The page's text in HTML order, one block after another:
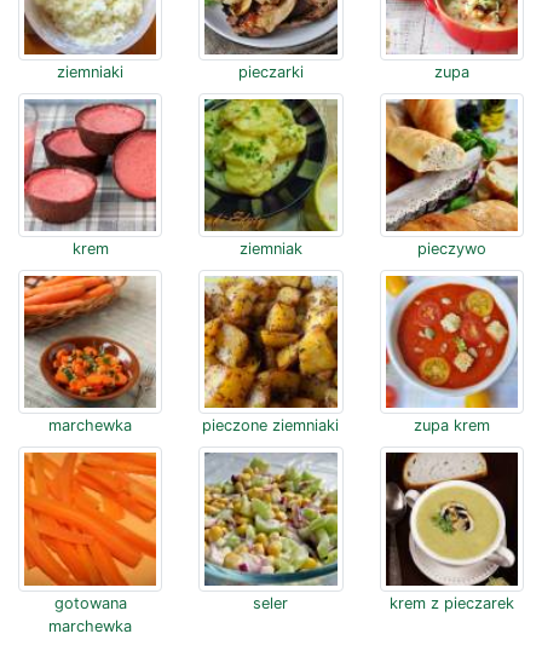
ziemniaki pieczarki zupa
krem ziemniak pieczywo
marchewka pieczone ziemniaki zupa krem
gotowana
marchewka
seler krem z pieczarek